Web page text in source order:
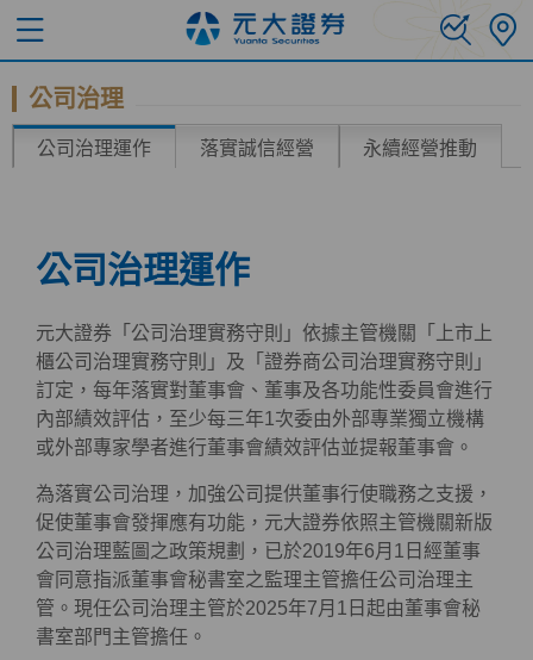
公司治理
公司治理運作 落實誠信經營 永續經營推動
公司治理運作
元大證券「公司治理實務守則」依據主管機關「上市上
櫃公司治理實務守則」及「證券商公司治理實務守則」
訂定，每年落實對董事會、董事及各功能性委員會進行
內部績效評估，至少每三年1次委由外部專業獨立機構
或外部專家學者進行董事會績效評估並提報董事會。
為落實公司治理，加強公司提供董事行使職務之支援，
促使董事會發揮應有功能，元大證券依照主管機關新版
公司治理藍圖之政策規劃，已於2019年6月1日經董事
會同意指派董事會秘書室之監理主管擔任公司治理主
管。現任公司治理主管於2025年7月1日起由董事會秘
書室部門主管擔任。